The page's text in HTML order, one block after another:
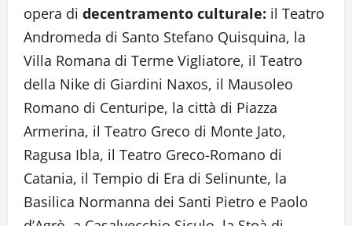
opera di decentramento culturale: il Teatro
Andromeda di Santo Stefano Quisquina, la
Villa Romana di Terme Vigliatore, il Teatro
della Nike di Giardini Naxos, il Mausoleo
Romano di Centuripe, la città di Piazza
Armerina, il Teatro Greco di Monte Jato,
Ragusa Ibla, il Teatro Greco-Romano di
Catania, il Tempio di Era di Selinunte, la
Basilica Normanna dei Santi Pietro e Paolo